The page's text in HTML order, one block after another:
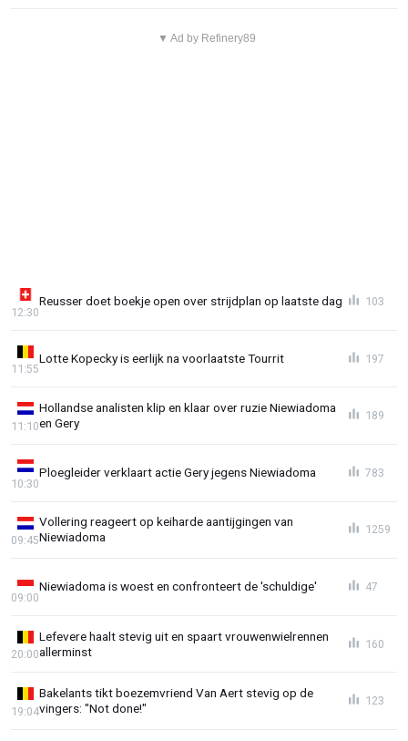
▼ Ad by Refinery89
Reusser doet boekje open over strijdplan op laatste dag
12:30
103
Lotte Kopecky is eerlijk na voorlaatste Tourrit
11:55
197
Hollandse analisten klip en klaar over ruzie Niewiadoma
en Gery
11:10
189
Ploegleider verklaart actie Gery jegens Niewiadoma
10:30
783
Vollering reageert op keiharde aantijgingen van
Niewiadoma
09:45
1259
Niewiadoma is woest en confronteert de 'schuldige'
09:00
47
Lefevere haalt stevig uit en spaart vrouwenwielrennen
allerminst
20:00
160
Bakelants tikt boezemvriend Van Aert stevig op de
vingers: "Not done!"
19:04
123